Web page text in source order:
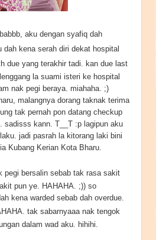
aku dengan syafiq dah
dah kena serah diri dekat hospital
due yang terakhir tadi. kan due last
la suami isteri ke hospital
nak pegi beraya. miahaha. ;)
malangnya dorang taknak terima
tak pernah pon datang checkup
sadisss kann. T__T :p lagipun aku
jadi pasrah la kitorang laki bini
Kubang Kerian Kota Bharu.
pegi bersalin sebab tak rasa sakit
pun ye. HAHAHA. ;)) so
kena warded sebab dah overdue.
tak sabarnyaaa nak tengok
dalam wad aku. hihihi.